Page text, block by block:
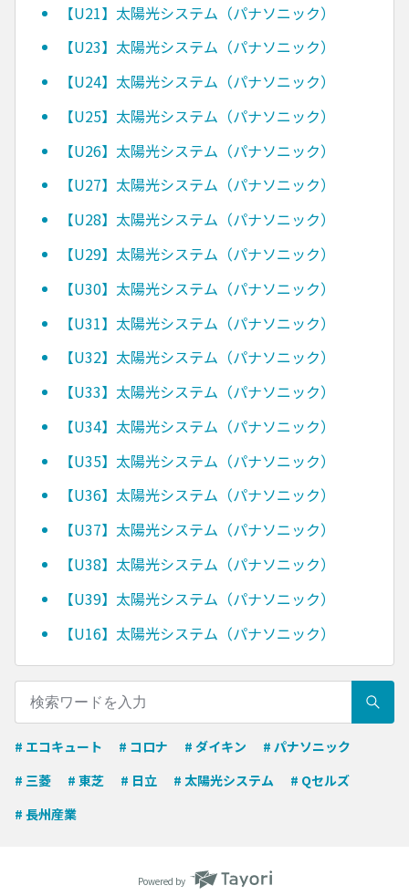
【U21】太陽光システム（パナソニック）
【U23】太陽光システム（パナソニック）
【U24】太陽光システム（パナソニック）
【U25】太陽光システム（パナソニック）
【U26】太陽光システム（パナソニック）
【U27】太陽光システム（パナソニック）
【U28】太陽光システム（パナソニック）
【U29】太陽光システム（パナソニック）
【U30】太陽光システム（パナソニック）
【U31】太陽光システム（パナソニック）
【U32】太陽光システム（パナソニック）
【U33】太陽光システム（パナソニック）
【U34】太陽光システム（パナソニック）
【U35】太陽光システム（パナソニック）
【U36】太陽光システム（パナソニック）
【U37】太陽光システム（パナソニック）
【U38】太陽光システム（パナソニック）
【U39】太陽光システム（パナソニック）
【U16】太陽光システム（パナソニック）
# エコキュート # コロナ # ダイキン
# パナソニック
# 三菱
# 東芝 # 日立 # 太陽光システム
# Qセルズ
# 長州産業
Powered by